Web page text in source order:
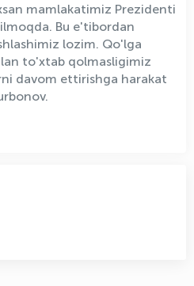
mamlakatimiz Prezidenti
Bu e'tibordan
lozim. Qo'lga
to'xtab qolmasligimiz
davom ettirishga harakat